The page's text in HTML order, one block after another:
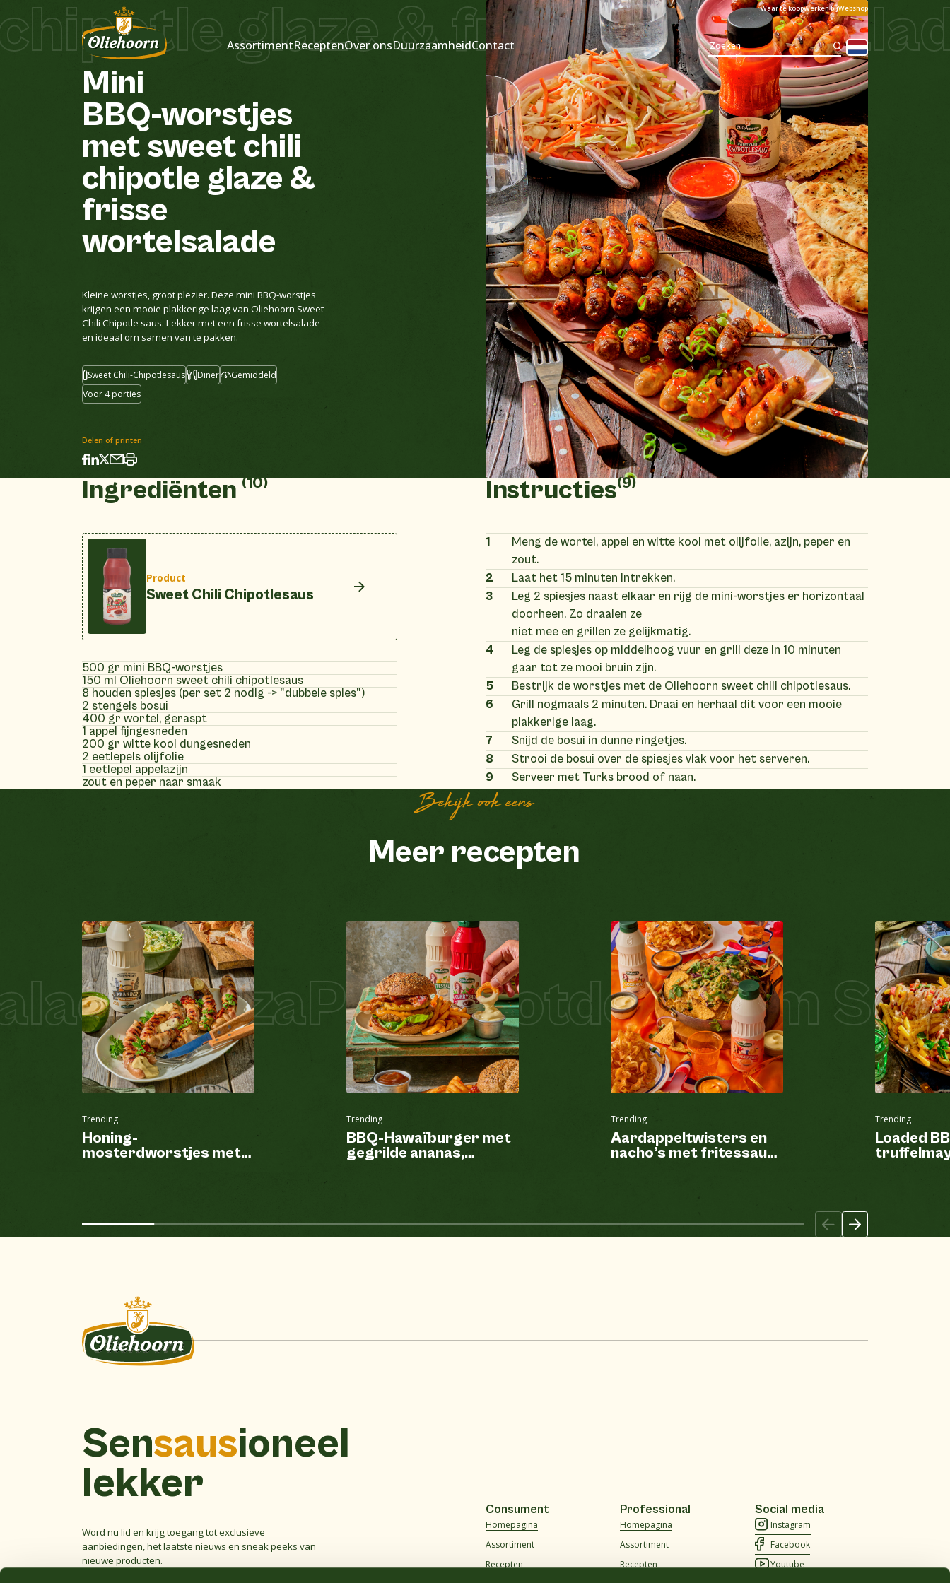
Waar te koopWerken bijWebshop
AssortimentReceptenOver onsDuurzaamheidContact
Recepten
Mini
BBQ-worstjes
met sweet chili
chipotle glaze &
frisse
wortelsalade
glaze & frisse
Kleine worstjes, groot plezier. Deze mini BBQ-worstjes
krijgen een mooie plakkerige laag van Oliehoorn Sweet
Chili Chipotle saus. Lekker met een frisse wortelsalade
en ideaal om samen van te pakken.
Sweet Chili-Chipotlesaus Diner
Gemiddeld
Voor 4 porties
Delen of printen
Ingrediënten (10)
Product
Sweet Chili Chipotlesaus
500 gr mini BBQ-worstjes
150 ml Oliehoorn sweet chili chipotlesaus
8 houden spiesjes (per set 2 nodig -> "dubbele spies")
2 stengels bosui
400 gr wortel, geraspt
1 appel fijngesneden
200 gr witte kool dungesneden
2 eetlepels olijfolie
1 eetlepel appelazijn
zout en peper naar smaak
Instructies(9)
1
Meng de wortel, appel en witte kool met olijfolie, azijn, peper en
zout.
2
Laat het 15 minuten intrekken.
3
Leg 2 spiesjes naast elkaar en rijg de mini-worstjes er horizontaal
doorheen. Zo draaien ze
niet mee en grillen ze gelijkmatig.
4
Leg de spiesjes op middelhoog vuur en grill deze in 10 minuten
gaar tot ze mooi bruin zijn.
5
Bestrijk de worstjes met de Oliehoorn sweet chili chipotlesaus.
6
Grill nogmaals 2 minuten. Draai en herhaal dit voor een mooie
plakkerige laag.
7
Snijd de bosui in dunne ringetjes.
8
Strooi de bosui over de spiesjes vlak voor het serveren.
9
Serveer met Turks brood of naan.
Bekijk ook eens
Meer recepten
PizzaPizza Hotdog Zalm
Trending
Honing-
mosterdworstjes met
Trending
BBQ-Hawaïburger met
gegrilde ananas,
Trending
Aardappeltwisters en
nacho’s met fritessaus
Trending
Loaded
Sensausioneel
lekker
Word nu lid en krijg toegang tot exclusieve
aanbiedingen, het laatste nieuws en sneak peeks van
nieuwe producten.
Consument
Homepagina
Assortiment
Recepten
Professional
Homepagina
Assortiment
Recepten
Social media
Instagram
Facebook
Youtube